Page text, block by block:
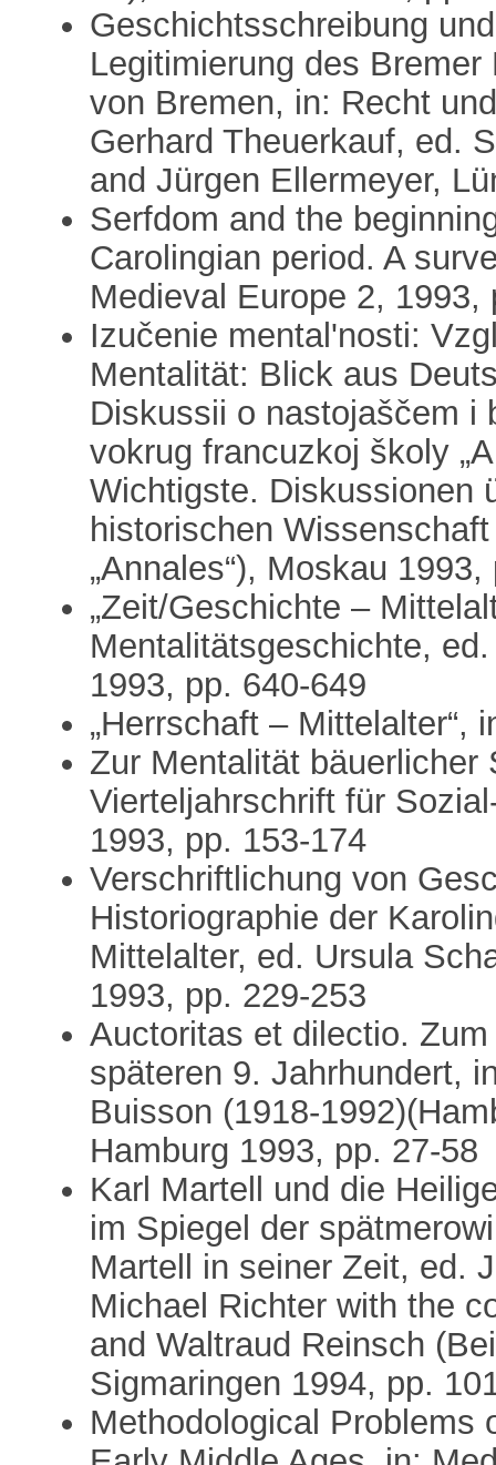
Geschichtsschreibung
Legitimierung des
von Bremen, in: Recht
Gerhard Theuerkauf, ed.
and Jürgen Ellermeyer,
Serfdom and the
Carolingian period. A
Medieval Europe 2, 1993,
Izučenie mental'nosti:
Mentalität: Blick aus
Diskussii o nastojaščem i
vokrug francuzkoj školy
Wichtigste. Diskussionen
historischen
„Annales“), Moskau
„Zeit/Geschichte –
Mentalitätsgeschichte,
1993, pp. 640-649
„Herrschaft – Mittelalter“,
Zur Mentalität
Vierteljahrschrift für
1993, pp. 153-174
Verschriftlichung von
Historiographie der
Mittelalter, ed. Ursula
1993, pp. 229-253
Auctoritas et dilectio.
späteren 9. Jahrhundert,
Buisson (1918-
Hamburg 1993, pp. 27-58
Karl Martell und die
im Spiegel der
Martell in seiner Zeit, ed.
Michael Richter with the
and Waltraud Reinsch
Sigmaringen 1994, pp.
Methodological Problems